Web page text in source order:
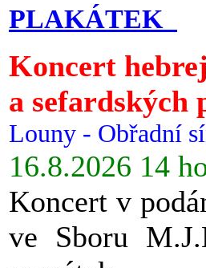
PLAKÁTEK
Koncert
a sefardských
Louny - Obřadní
16.8.2026 14
Koncert v
ve Sboru